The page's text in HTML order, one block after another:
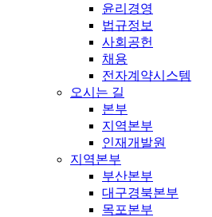
윤리경영
법규정보
사회공헌
채용
전자계약시스템
오시는 길
본부
지역본부
인재개발원
지역본부
부산본부
대구경북본부
목포본부